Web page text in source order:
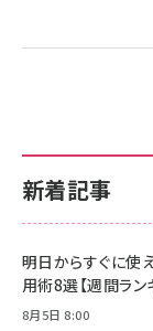
新着記事
明日からすぐに
用術8選【週間ラン
8月5日 8:00